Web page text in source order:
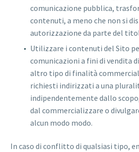
comunicazione pubblica,
contenuti, a meno che non si
autorizzazione da parte del
Utilizzare i contenuti del Sito
comunicazioni a fini di vendita
altro tipo di finalità
richiesti indirizzati a una
indipendentemente dallo
dal commercializzare o
alcun modo modo.
In caso di conflitto di qualsiasi tipo,